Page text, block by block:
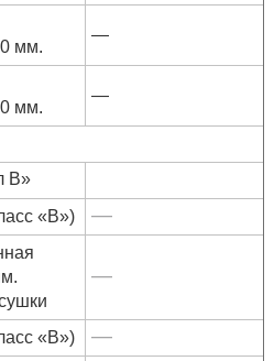
мм.
—
мм.
—
В»
«В») —
—
«В») —